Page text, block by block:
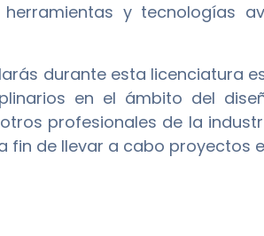
y tecnologías
durante esta licenciatura
en el ámbito del
profesionales de la
fin de llevar a cabo proyectos